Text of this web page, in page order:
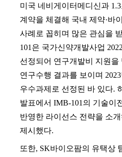
미국 네비게이터메디신과 1.3
계약을 체결해 국내 제약·바
사례로 꼽히며 많은 관심을
101 은 국가신약개발사업 2022
선정되어 연구개발비 지원을
연구수행 결과를 보이며 2023
우수과제로 선정된 바 있다.
발표에서 IMB-101 의 기술이
반영한 라이선스 전략을 소
제시했다.
또한, SK바이오팜의 유택상